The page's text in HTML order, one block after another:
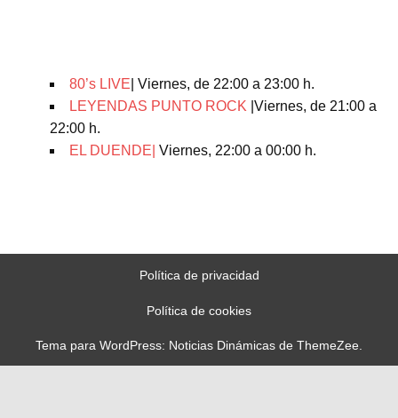
80’s LIVE | Viernes, de 22:00 a 23:00 h.
LEYENDAS PUNTO ROCK |Viernes, de 21:00 a
22:00 h.
EL DUENDE| Viernes, 22:00 a 00:00 h.
Política de privacidad
Política de cookies
Tema para WordPress: Noticias Dinámicas de ThemeZee.